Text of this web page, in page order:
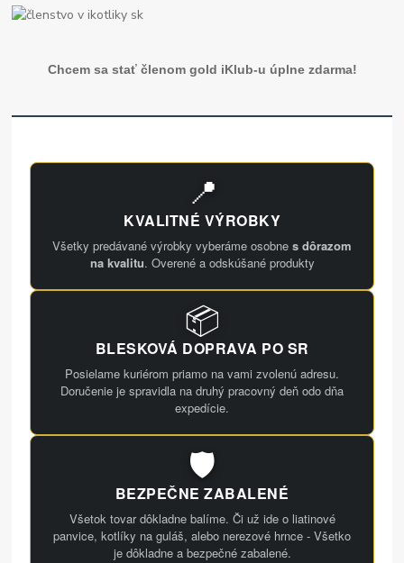
Chcem sa stať členom gold iKlub-u úplne zdarma!
📍
KVALITNÉ VÝROBKY
Všetky predávané výrobky vyberáme osobne s dôrazom
na kvalitu. Overené a odskúšané produkty
📦
BLESKOVÁ DOPRAVA PO SR
Posielame kuriérom priamo na vami zvolenú adresu.
Doručenie je spravidla na druhý pracovný deň odo dňa
expedície.
🛡️
BEZPEČNE ZABALENÉ
Všetok tovar dôkladne balíme. Či už ide o liatinové
panvice, kotlíky na guláš, alebo nerezové hrnce - Všetko
je dôkladne a bezpečné zabalené.